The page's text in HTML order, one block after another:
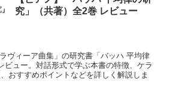
究」（共著）全2巻 レビュー
ヴィーア曲集」の研究書「バッハ 平均律
ビュー。対話形式で学ぶ本書の特徴、ケラ
おすすめポイントなどを詳しく解説しま